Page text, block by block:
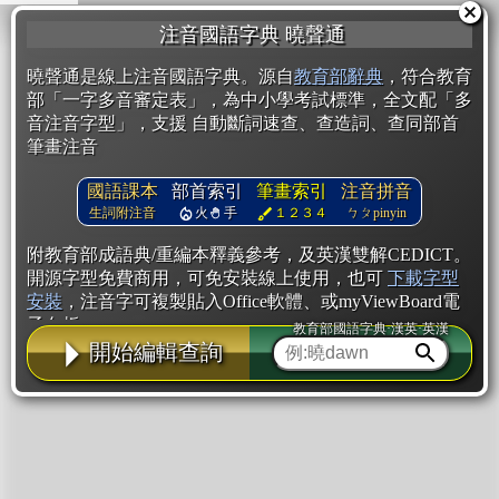
注音國語字典 曉聲通
曉聲通是線上注音國語字典。源自教育部辭典 ，符合教育
部「一字多音審定表」，為中小學考試標準，全文配「多
音注音字型」，支援 自動斷詞速查、查造詞、查同部首
筆畫注音
國語課本
生詞附注音
部首索引
火 手
筆畫索引
１２３４
注音拼音
ㄅㄆpinyin
附教育部成語典/重編本釋義參考，及英漢雙解CEDICT。
開源字型免費商用，可免安裝線上使用，也可 下載字型
安裝 ，注音字可複製貼入Office軟體、或myViewBoard電
子白板。
辭典使用方法 注音IVS字型編輯器
開始編輯查詢
教育部國語字典·漢英·英漢